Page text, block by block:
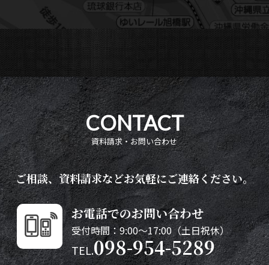
CONTACT
資料請求・お問い合わせ
ご相談、資料請求などお気軽にご連絡ください。
お電話でのお問い合わせ
受付時間：9:00～17:00（土日祝休）
TEL.098-954-5289